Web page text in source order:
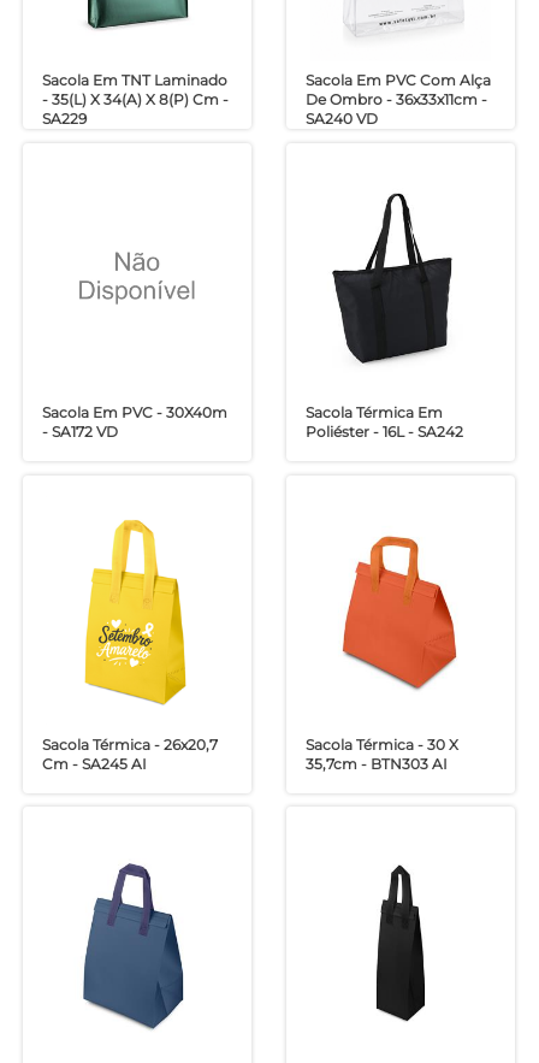
Sacola Em TNT Laminado
- 35(L) X 34(A) X 8(P) Cm -
SA229
Sacola Em PVC Com Alça
De Ombro - 36x33x11cm -
SA240 VD
Sacola Em PVC - 30X40m
- SA172 VD
Sacola Térmica Em
Poliéster - 16L - SA242
Sacola Térmica - 26x20,7
Cm - SA245 AI
Sacola Térmica - 30 X
35,7cm - BTN303 AI